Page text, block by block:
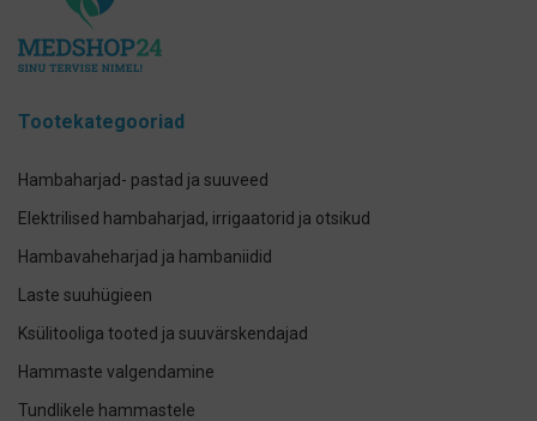
Tootekategooriad
Hambaharjad- pastad ja suuveed
Elektrilised hambaharjad, irrigaatorid ja otsikud
Hambavaheharjad ja hambaniidid
Laste suuhügieen
Ksülitooliga tooted ja suuvärskendajad
Hammaste valgendamine
Tundlikele hammastele